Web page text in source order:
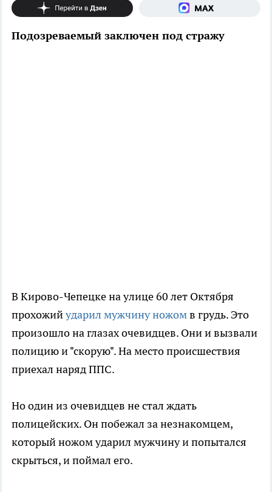
Подозреваемый заключен под стражу
В Кирово-Чепецке на улице 60 лет Октября
прохожийударил мужчину ножомв грудь. Это
произошло на глазах очевидцев. Они и вызвали
полицию и "скорую". На место происшествия
приехал наряд ППС.
Но один из очевидцев не стал ждать
полицейских. Он побежал за незнакомцем,
который ножом ударил мужчину и попытался
скрыться, и поймал его.